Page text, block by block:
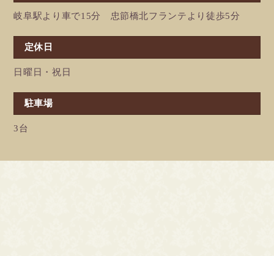
岐阜駅より車で15分 忠節橋北フランテより徒歩5分
定休日
日曜日・祝日
駐車場
3台